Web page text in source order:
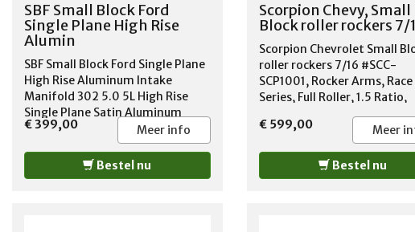
SBF Small Block Ford
Single Plane High Rise
Alumin
SBF Small Block Ford Single Plane
High Rise Aluminum Intake
Manifold 302 5.0 5L High Rise
Single Plane Satin Aluminum
Intake Manifold Small Block Ford,
260-302 This is a new aluminum
single plane intake for small block
Ford 260, 289, and 302 (up to
€ 399,00 Meer info
Bestel nu
Scorpion Chevy, Small
Block roller rockers 7/
Scorpion Chevrolet Small
roller rockers 7/16 #SCC-
SCP1001, Rocker Arms, Race
Series, Full Roller, 1.5 Ratio,
Aluminum, Blue, 7/16 in.
Chevy, Small Block, Set of 16
€ 599,00 Meer
Bestel nu